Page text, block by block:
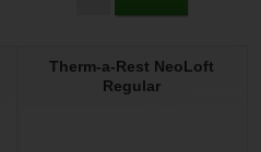
Therm-a-Rest NeoLoft
Regular